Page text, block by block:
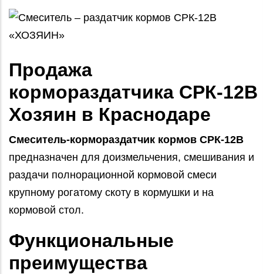
Продажа
кормораздатчика СРК-12В
Хозяин в Краснодаре
Смеситель-кормораздатчик кормов СРК-12В
предназначен для доизмельчения, смешивания и
раздачи полнорационной кормовой смеси
крупному рогатому скоту в кормушки и на
кормовой стол.
Функциональные
преимущества